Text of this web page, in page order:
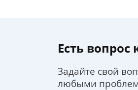
Есть
Задайте свой
любыми